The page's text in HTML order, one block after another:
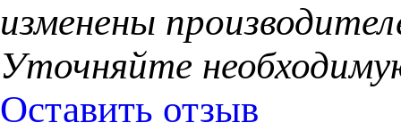
изменены
Уточняйте
Оставить отзыв